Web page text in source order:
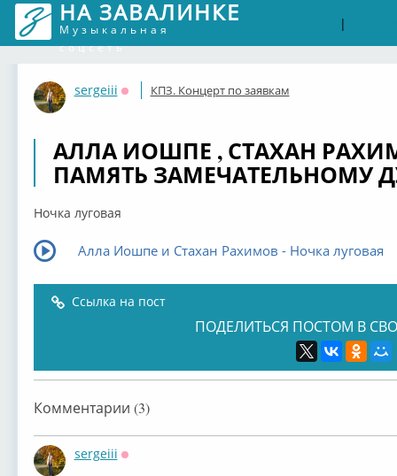
НА ЗАВАЛИНКЕ
Музыкальная
соцсеть
|
sergeiii
Оффлайн
КПЗ. Концерт по заявкам
АЛЛА ИОШПЕ , СТАХАН
ПАМЯТЬ ЗАМЕЧАТЕЛЬНОМУ
Ночка луговая
Алла Иошпе и Стахан Рахимов - Ночка луговая
Ссылка на пост
ПОДЕЛИТЬСЯ ПОСТОМ В
Комментарии (3)
sergeiii